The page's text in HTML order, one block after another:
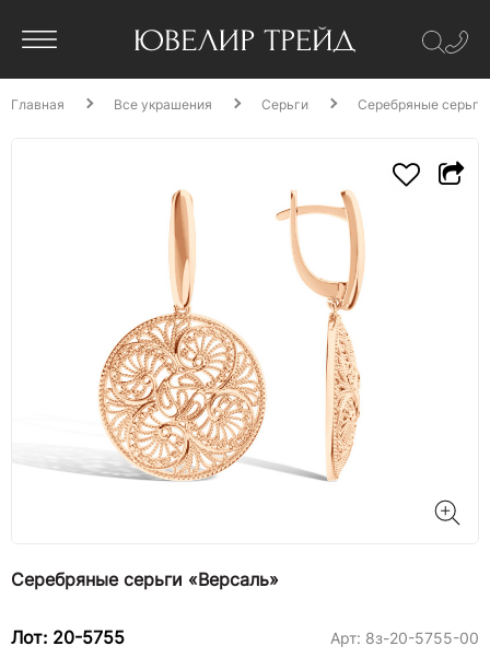
Главная Все украшения Серьги Серебряные серьги
Серебряные серьги «Версаль»
Лот: 20-5755 Арт: 8з-20-5755-00